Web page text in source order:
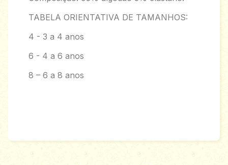
TABELA ORIENTATIVA DE TAMANHOS:
4 - 3 a 4 anos
6 - 4 a 6 anos
8 – 6 a 8 anos